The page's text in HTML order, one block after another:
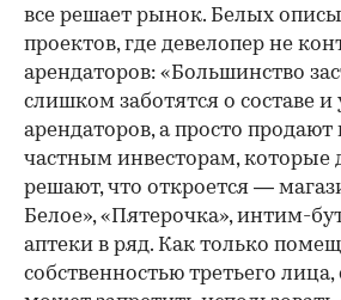
все решает рынок. Белых
проектов, где девелопер не
арендаторов: «Большинство
слишком заботятся о составе и
арендаторов, а просто
частным инвесторам, которые
решают, что откроется —
Белое», «Пятерочка», интим-
аптеки в ряд. Как только
собственностью третьего